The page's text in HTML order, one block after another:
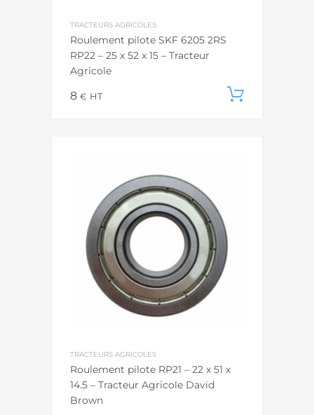
TRACTEURS AGRICOLES
Roulement pilote SKF 6205 2RS
RP22 – 25 x 52 x 15 – Tracteur
Agricole
8 € HT
TRACTEURS AGRICOLES
Roulement pilote RP21 – 22 x 51 x
14.5 – Tracteur Agricole David
Brown